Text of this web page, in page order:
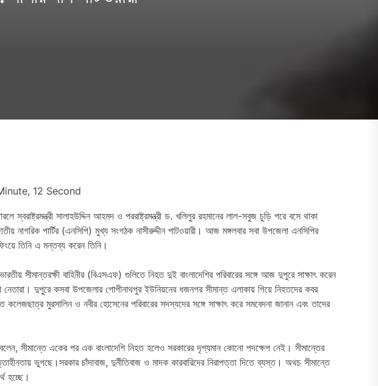
12 Second
স্বরাষ্ট্রমন্ত্রী সালাহউদ্দিন আহমদ ও পররাষ্ট্রমন্ত্রী ড. খলিলুর রহমানের লাল-সবুজ চুড়ি পরে বসে থাকা
নাগরিক পার্টির (এনসিপি) মুখ্য সংগঠক নাসীরুদ্দীন পাটওয়ারী। আজ মঙ্গলবার সবা উপজেলা এনসিপির
তিনি এ মন্তব্য করেন তিনি।
ভারতীয় সীমান্তরক্ষী বাহিনীর (বিএসএফ) গুলিতে নিহত দুই বাংলাদেশির পরিবারের সঙ্গে আজ দুপুরে সাক্ষাৎ করেন
নেতারা। দুপুরে কসবা উপজেলার গোপীনাথপুর ইউনিয়নের ধজনগর সীমান্ত এলাকায় গিয়ে নিহতদের কবর
মুরসালিন ও নবীর হোসেনের পরিবারের সদস্যদের সঙ্গে সাক্ষাৎ করে সমবেদনা জানান এবং তাদের
বলেন, সীমান্তে একের পর এক বাংলাদেশি নিহত হলেও সরকারের দৃশ্যমান কোনো পদক্ষেপ নেই। সীমান্তের
ভুগছে।সরকার চাঁদাবাজ, দুর্নীতিবাজ ও মাদক কারবারিদের নিরাপত্তা দিতে ব্যস্ত। অথচ সীমান্তে
হচ্ছে।